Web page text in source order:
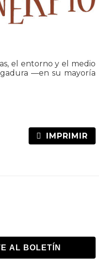
el entorno y el medio
—en su mayoría
IMPRIMIR